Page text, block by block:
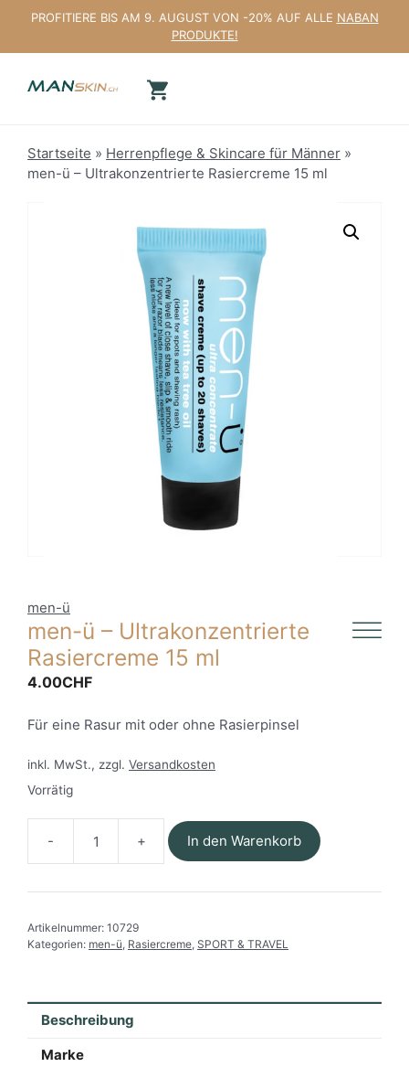
springen
PROFITIERE BIS AM 9. AUGUST VON -20% AUF ALLE NABAN
PRODUKTE!
Startseite » Herrenpflege & Skincare für Männer »
men-ü – Ultrakonzentrierte Rasiercreme 15 ml
men-ü
men-ü – Ultrakonzentrierte
Rasiercreme 15 ml
4.00CHF
Für eine Rasur mit oder ohne Rasierpinsel
inkl. MwSt., zzgl. Versandkosten
Vorrätig
men-
ü
-
15
In den Warenkorb
Artikelnummer: 10729
Kategorien: men-ü, Rasiercreme, SPORT & TRAVEL
Beschreibung
Marke